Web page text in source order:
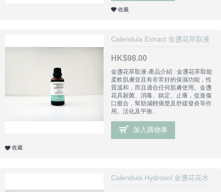
收藏
Calendula Extract 金盞花萃取液
HK$98.00
金盞花萃取液-產品介紹 : 金盞花萃取能
柔軟肌膚並且有非常好的保濕功能，性
質溫和，而且適合任何肌膚使用。金盞
花具殺菌、消毒、鎮定、止癢，促進傷
口癒合，幫助減輕痛楚及舒緩發炎等作
用。活化及平衡..
加入購物車
收藏
Calendula Hydrosol 金盞花花水